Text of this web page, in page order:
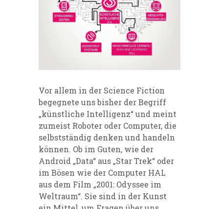
Vor allem in der Science Fiction
begegnete uns bisher der Begriff
„künstliche Intelligenz“ und meint
zumeist Roboter oder Computer, die
selbstständig denken und handeln
können. Ob im Guten, wie der
Android „Data“ aus „Star Trek“ oder
im Bösen wie der Computer HAL
aus dem Film „2001: Odyssee im
Weltraum“. Sie sind in der Kunst